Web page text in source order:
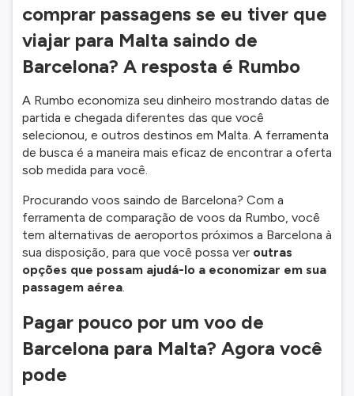
comprar passagens se eu tiver que
viajar para Malta saindo de
Barcelona? A resposta é Rumbo
A Rumbo economiza seu dinheiro mostrando datas de
partida e chegada diferentes das que você
selecionou, e outros destinos em Malta. A ferramenta
de busca é a maneira mais eficaz de encontrar a oferta
sob medida para você.
Procurando voos saindo de Barcelona? Com a
ferramenta de comparação de voos da Rumbo, você
tem alternativas de aeroportos próximos a Barcelona à
sua disposição, para que você possa ver outras
opções que possam ajudá-lo a economizar em sua
passagem aérea.
Pagar pouco por um voo de
Barcelona para Malta? Agora você
pode